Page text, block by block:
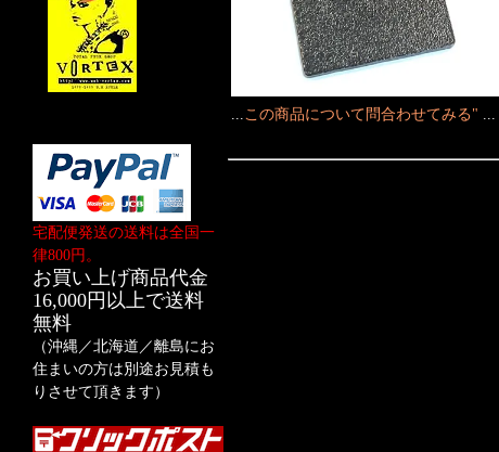
宅配便発送の送料は全国一
律800円。
お買い上げ商品代金
16,000円以上で送料
無料
（沖縄／北海道／離島にお
住まいの方は別途お見積も
りさせて頂きます）
...この商品について問合わせてみる" ...